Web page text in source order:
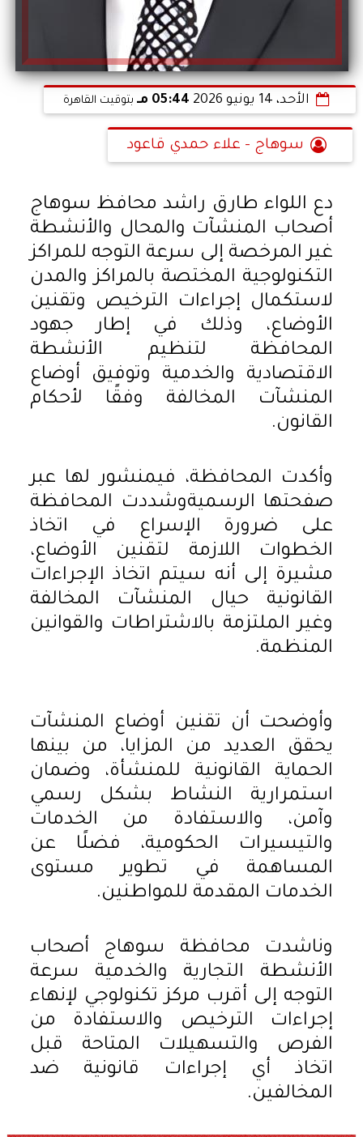
الأحد، 14 يونيو 2026 05:44 مـ بتوقيت القاهرة
سوهاج - علاء حمدي قاعود
دع اللواء طارق راشد محافظ سوهاج
أصحاب المنشآت والمحال والأنشطة
غير المرخصة إلى سرعة التوجه للمراكز
التكنولوجية المختصة بالمراكز والمدن
لاستكمال إجراءات الترخيص وتقنين
الأوضاع، وذلك في إطار جهود
المحافظة لتنظيم الأنشطة
الاقتصادية والخدمية وتوفيق أوضاع
المنشآت المخالفة وفقًا لأحكام
القانون.
وأكدت المحافظة، فيمنشور لها عبر
صفحتها الرسميةوشددت المحافظة
على ضرورة الإسراع في اتخاذ
الخطوات اللازمة لتقنين الأوضاع،
مشيرة إلى أنه سيتم اتخاذ الإجراءات
القانونية حيال المنشآت المخالفة
وغير الملتزمة بالاشتراطات والقوانين
المنظمة.
وأوضحت أن تقنين أوضاع المنشآت
يحقق العديد من المزايا، من بينها
الحماية القانونية للمنشأة، وضمان
استمرارية النشاط بشكل رسمي
وآمن، والاستفادة من الخدمات
والتيسيرات الحكومية، فضلًا عن
المساهمة في تطوير مستوى
الخدمات المقدمة للمواطنين.
وناشدت محافظة سوهاج أصحاب
الأنشطة التجارية والخدمية سرعة
التوجه إلى أقرب مركز تكنولوجي لإنهاء
إجراءات الترخيص والاستفادة من
الفرص والتسهيلات المتاحة قبل
اتخاذ أي إجراءات قانونية ضد
المخالفين.